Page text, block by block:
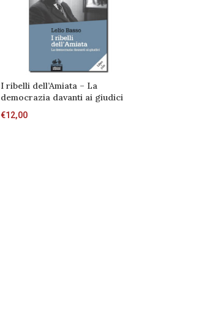
I ribelli dell’Amiata – La
democrazia davanti ai giudici
€12,00